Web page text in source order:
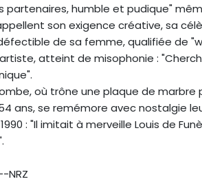
partenaires, humble et pudique"
son exigence créative, sa
de sa femme, qualifiée de
atteint de misophonie :
où trône une plaque de marbre
ans, se remémore avec nostalgie
: "Il imitait à merveille Louis de
NRZ